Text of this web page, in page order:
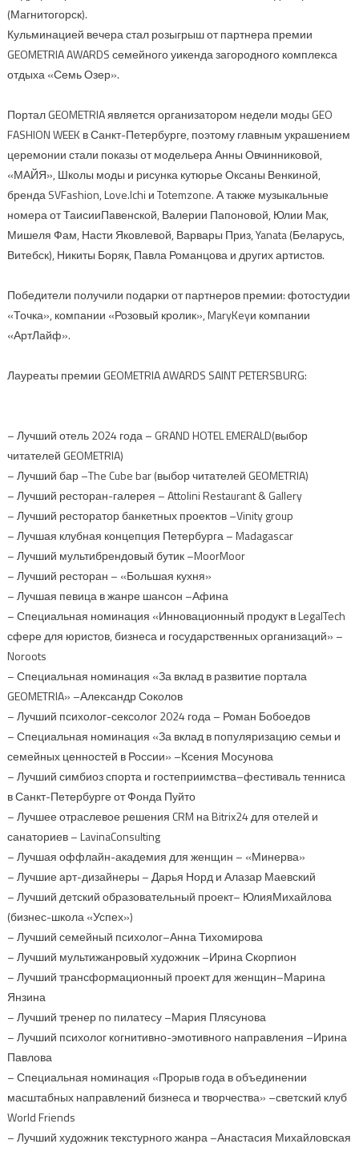
(Магнитогорск).
Кульминацией вечера стал розыгрыш от партнера премии
GEOMETRIA AWARDS семейного уикенда загородного комплекса
отдыха «Семь Озер».
Портал GEOMETRIA является организатором недели моды GEO
FASHION WEEK в Санкт-Петербурге, поэтому главным украшением
церемонии стали показы от модельера Анны Овчинниковой,
«МАЙЯ», Школы моды и рисунка кутюрье Оксаны Венкиной,
бренда SVFashion, Love.Ichi и Totemzone. А также музыкальные
номера от ТаисииПавенской, Валерии Папоновой, Юлии Мак,
Мишеля Фам, Насти Яковлевой, Варвары Приз, Yanata (Беларусь,
Витебск), Никиты Боряк, Павла Романцова и других артистов.
Победители получили подарки от партнеров премии: фотостудии
«Точка», компании «Розовый кролик», MaryKeyи компании
«АртЛайф».
Лауреаты премии GEOMETRIA AWARDS SAINT PETERSBURG:
– Лучший отель 2024 года – GRAND HOTEL EMERALD(выбор
читателей GEOMETRIA)
– Лучший бар –The Cube bar (выбор читателей GEOMETRIA)
– Лучший ресторан-галерея – Attolini Restaurant & Gallery
– Лучший ресторатор банкетных проектов –Vinity group
– Лучшая клубная концепция Петербурга – Madagascar
– Лучший мультибрендовый бутик –MoorMoor
– Лучший ресторан – «Большая кухня»
– Лучшая певица в жанре шансон –Афина
– Специальная номинация «Инновационный продукт в LegalTech
сфере для юристов, бизнеса и государственных организаций» –
Noroots
– Специальная номинация «За вклад в развитие портала
GEOMETRIA» –Александр Соколов
– Лучший психолог-сексолог 2024 года – Роман Бобоедов
– Специальная номинация «За вклад в популяризацию семьи и
семейных ценностей в России» –Ксения Мосунова
– Лучший симбиоз спорта и гостеприимства–фестиваль тенниса
в Санкт-Петербурге от Фонда Пуйто
– Лучшее отраслевое решения CRM на Bitrix24 для отелей и
санаториев – LavinaConsulting
– Лучшая оффлайн-академия для женщин – «Минерва»
– Лучшие арт-дизайнеры – Дарья Норд и Алазар Маевский
– Лучший детский образовательный проект– ЮлияМихайлова
(бизнес-школа «Успех»)
– Лучший семейный психолог–Анна Тихомирова
– Лучший мультижанровый художник –Ирина Скорпион
– Лучший трансформационный проект для женщин–Марина
Янзина
– Лучший тренер по пилатесу –Мария Плясунова
– Лучший психолог когнитивно-эмотивного направления –Ирина
Павлова
– Специальная номинация «Прорыв года в объединении
масштабных направлений бизнеса и творчества» –светский клуб
World Friends
– Лучший художник текстурного жанра –Анастасия Михайловская